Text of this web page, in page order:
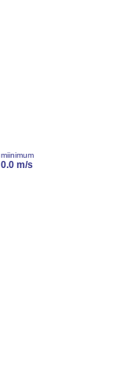
miinimum
0.0 m/s